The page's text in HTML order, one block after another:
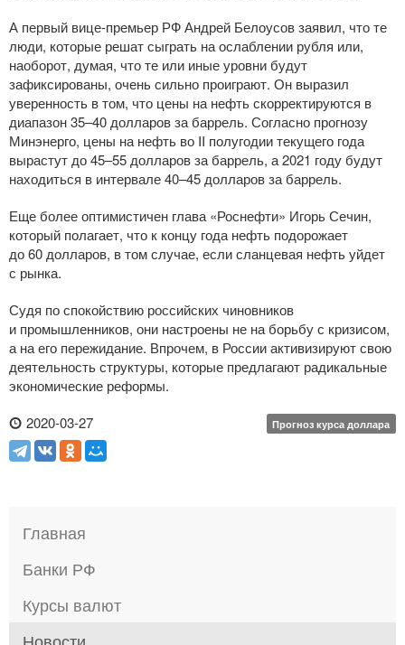
А первый вице-премьер РФ Андрей Белоусов заявил, что те
люди, которые решат сыграть на ослаблении рубля или,
наоборот, думая, что те или иные уровни будут
зафиксированы, очень сильно проиграют. Он выразил
уверенность в том, что цены на нефть скорректируются в
диапазон 35–40 долларов за баррель. Согласно прогнозу
Минэнерго, цены на нефть во II полугодии текущего года
вырастут до 45–55 долларов за баррель, а 2021 году будут
находиться в интервале 40–45 долларов за баррель.
Еще более оптимистичен глава «Роснефти» Игорь Сечин,
который полагает, что к концу года нефть подорожает
до 60 долларов, в том случае, если сланцевая нефть уйдет
с рынка.
Судя по спокойствию российских чиновников
и промышленников, они настроены не на борьбу с кризисом,
а на его пережидание. Впрочем, в России активизируют свою
деятельность структуры, которые предлагают радикальные
экономические реформы.
2020-03-27
Прогноз курса доллара
Главная
Банки РФ
Курсы валют
Новости